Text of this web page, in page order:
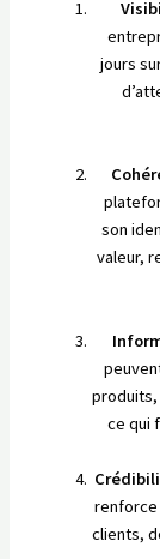
jours
son
valeur,
produits,
ce qui
renforce
clients,